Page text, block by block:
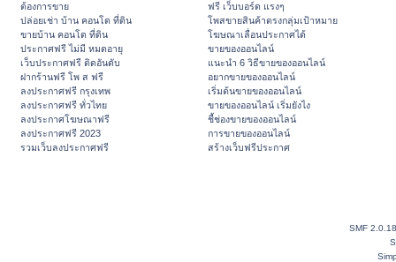
ต้องการขาย
ปล่อยเช่า บ้าน คอนโด ที่ดิน
ขายบ้าน คอนโด ที่ดิน
ประกาศฟรี ไม่มี หมดอายุ
เว็บประกาศฟรี ติดอันดับ
ฝากร้านฟรี โพ ส ฟรี
ลงประกาศฟรี กรุงเทพ
ลงประกาศฟรี ทั่วไทย
ลงประกาศโฆษณาฟรี
ลงประกาศฟรี 2023
รวมเว็บลงประกาศฟรี
ฟรี เว็บบอร์ด แรงๆ
โพสขายสินค้าตรงกลุ่มเป้าหมาย
โฆษณาเลื่อนประกาศได้
ขายของออนไลน์
แนะนำ 6 วิธีขายของออนไลน์
อยากขายของออนไลน์
เริ่มต้นขายของออนไลน์
ขายของออนไลน์ เริ่มยังไง
ชี้ช่องขายของออนไลน์
การขายของออนไลน์
สร้างเว็บฟรีประกาศ
SMF 2.0.18